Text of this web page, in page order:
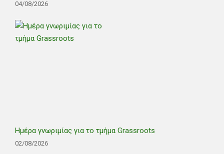
04/08/2026
Ημέρα γνωριμίας για το τμήμα Grassroots
02/08/2026